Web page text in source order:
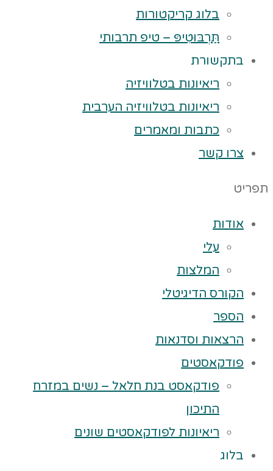
בלוג קריקטורות
תַּרְבּוּטִיפּ – טיפ תרבותי
בתקשורת
ריאיונות בטלוויזיה
ריאיונות בטלוויזיה הערבית
כתבות ומאמרים
צרו קשר
תפריט
אודות
עלי
המלצות
הקורס הדיגיטלי
הספר
הרצאות וסדנאות
פודקאסטים
פודקאסט בנת חלאל – נשים במזרח
התיכון
ריאיונות לפודקאסטים שונים
בלוג